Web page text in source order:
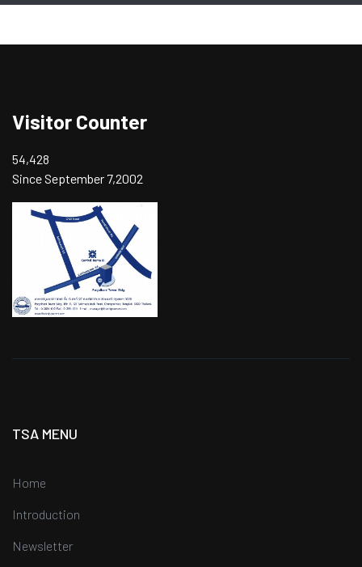
Visitor Counter
54,428
Since September 7,2002
TSA MENU
Home
Introduction
Newsletter